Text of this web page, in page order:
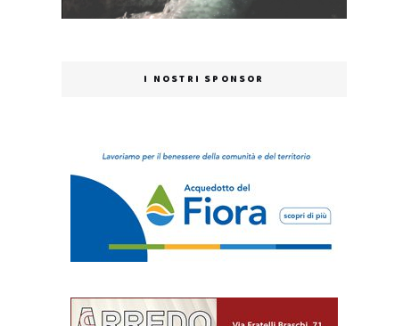
I NOSTRI SPONSOR